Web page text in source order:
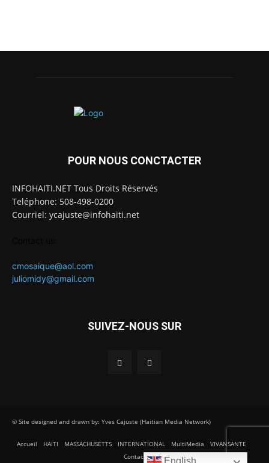
POUR NOUS CONCTACTER
INFOHAITI.NET Tous Droits Réservés
Teléphone: 508-498-0200
Courriel: ycajuste@infohaiti.net
cmosaique@aol.com
juliomidy@gmail.com
SUIVEZ-NOUS SUR
© Site designed and drawn by: Yves Cajuste (Haitian Media Network)
Accueil HAITI MASSACHUSETTS INTERNATIONAL MultiMedia
VIVANSANTE
Contact